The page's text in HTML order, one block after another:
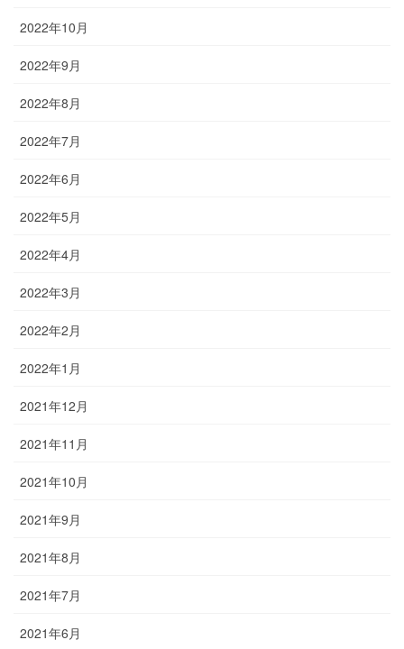
2022年10月
2022年9月
2022年8月
2022年7月
2022年6月
2022年5月
2022年4月
2022年3月
2022年2月
2022年1月
2021年12月
2021年11月
2021年10月
2021年9月
2021年8月
2021年7月
2021年6月